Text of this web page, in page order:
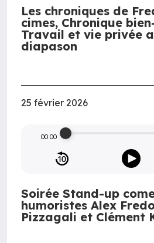
Les chroniques de
cimes, Chronique
Travail et vie privée
diapason
25 février 2026
00:00
Soirée Stand-up
humoristes Alex
Pizzagali et Clément